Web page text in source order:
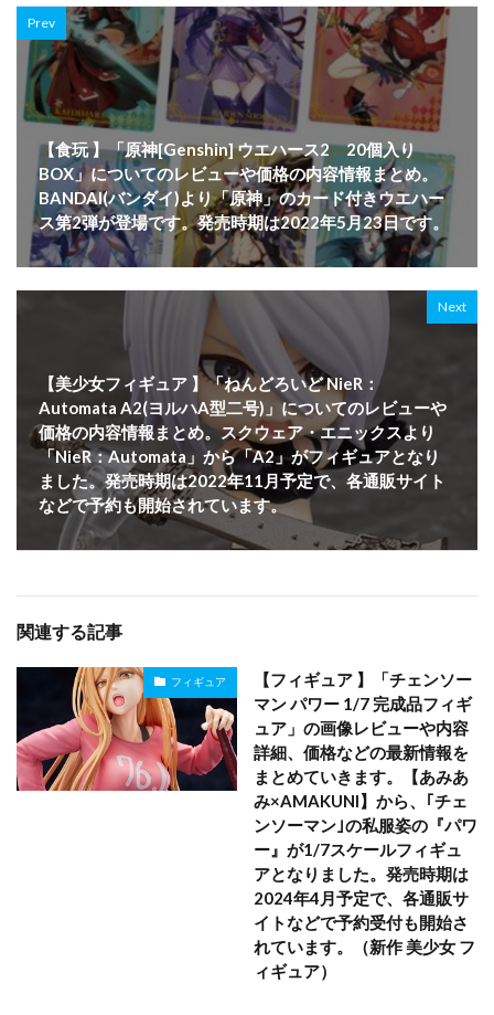
Prev
【食玩 】「原神[Genshin] ウエハース2 20個入り
BOX」についてのレビューや価格の内容情報まとめ。
BANDAI(バンダイ)より「原神」のカード付きウエハー
ス第2弾が登場です。発売時期は2022年5月23日です。
Next
【美少女フィギュア 】「ねんどろいど NieR：
Automata A2(ヨルハA型二号)」についてのレビューや
価格の内容情報まとめ。スクウェア・エニックスより
「NieR：Automata」から「A2」がフィギュアとなり
ました。発売時期は2022年11月予定で、各通販サイト
などで予約も開始されています。
関連する記事
フィギュア
【フィギュア 】「チェンソー
マン パワー 1/7 完成品フィギ
ュア」の画像レビューや内容
詳細、価格などの最新情報を
まとめていきます。【あみあ
み×AMAKUNI】から、｢チェ
ンソーマン｣の私服姿の『パワ
ー』が1/7スケールフィギュ
アとなりました。発売時期は
2024年4月予定で、各通販サ
イトなどで予約受付も開始さ
れています。（新作 美少女 フ
ィギュア）